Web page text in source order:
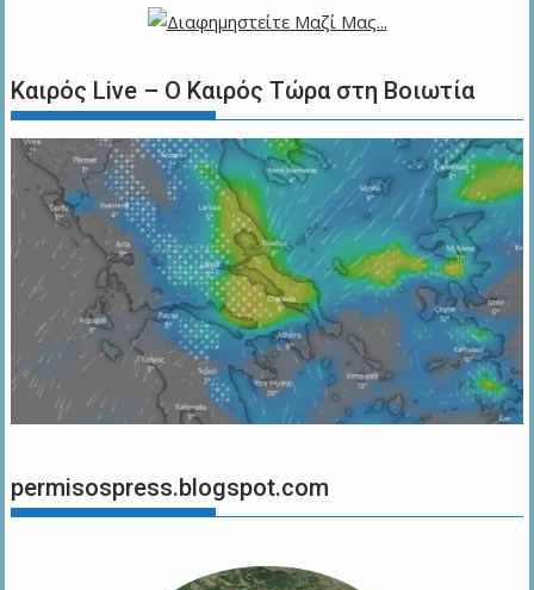
Καιρός Live – Ο Καιρός Τώρα στη Βοιωτία
permisospress.blogspot.com